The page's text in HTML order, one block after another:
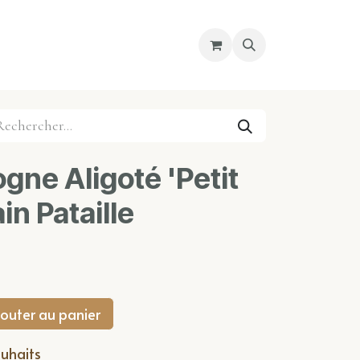
Cours
Aligoté 'Petit
Pataille
au panier